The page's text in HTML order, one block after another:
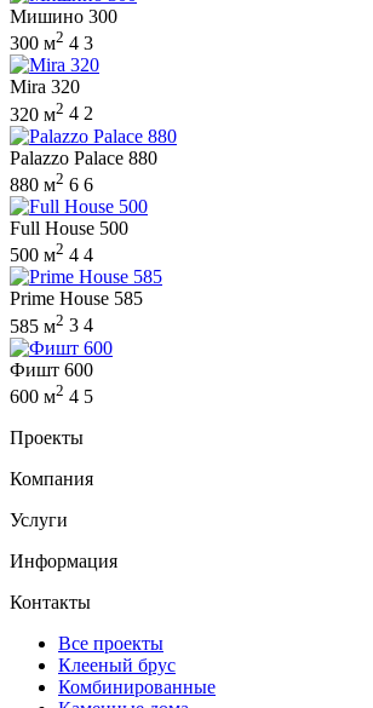
Мишино 300
300 м2 4 3
Mira 320
320 м2 4 2
Palazzo Palace 880
880 м2 6 6
Full House 500
500 м2 4 4
Prime House 585
585 м2 3 4
Фишт 600
600 м2 4 5
Проекты
Компания
Услуги
Информация
Контакты
Все проекты
Клееный брус
Комбинированные